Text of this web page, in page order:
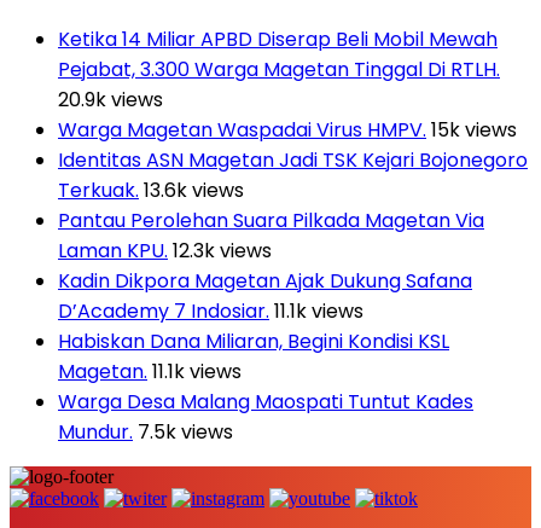
Ketika 14 Miliar APBD Diserap Beli Mobil Mewah
Pejabat, 3.300 Warga Magetan Tinggal Di RTLH.
20.9k views
Warga Magetan Waspadai Virus HMPV. 15k views
Identitas ASN Magetan Jadi TSK Kejari Bojonegoro
Terkuak. 13.6k views
Pantau Perolehan Suara Pilkada Magetan Via
Laman KPU. 12.3k views
Kadin Dikpora Magetan Ajak Dukung Safana
D’Academy 7 Indosiar. 11.1k views
Habiskan Dana Miliaran, Begini Kondisi KSL
Magetan. 11.1k views
Warga Desa Malang Maospati Tuntut Kades
Mundur. 7.5k views